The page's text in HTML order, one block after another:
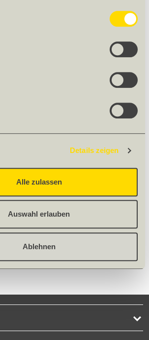
Details zeigen
Alle zulassen
Auswahl erlauben
Ablehnen
bieten wir unseren Kunden
unseren Produkten unterstützen.
für eine Schulung? Kontaktieren Sie
uns